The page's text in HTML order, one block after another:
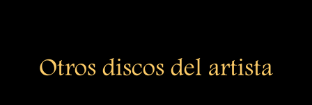
Otros discos del artista